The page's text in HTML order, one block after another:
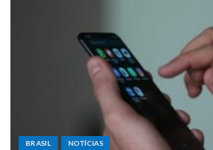
BRASIL NOTÍCIAS